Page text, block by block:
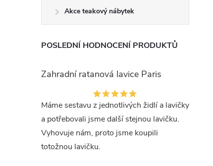
Akce teakový nábytek
POSLEDNÍ HODNOCENÍ PRODUKTŮ
Zahradní ratanová lavice Paris
Máme sestavu z jednotlivých židlí a lavičky
a potřebovali jsme další stejnou lavičku.
Vyhovuje nám, proto jsme koupili
totožnou lavičku.